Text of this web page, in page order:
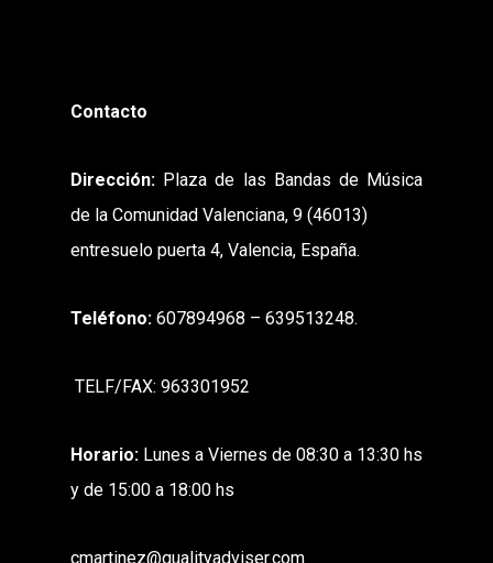
Contacto
Dirección: Plaza de las Bandas de Música
de la Comunidad Valenciana, 9 (46013)
entresuelo puerta 4, Valencia, España.
Teléfono: 607894968 – 639513248.
TELF/FAX: 963301952
Horario: Lunes a Viernes de 08:30 a 13:30 hs
y de 15:00 a 18:00 hs
cmartinez@qualityadviser.com